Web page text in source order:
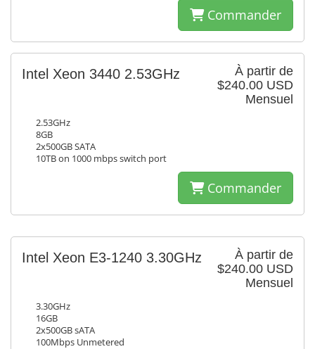
Commander
À partir de
$240.00 USD
Mensuel
Intel Xeon 3440 2.53GHz
2.53GHz
8GB
2x500GB SATA
10TB on 1000 mbps switch port
Commander
À partir de
$240.00 USD
Mensuel
Intel Xeon E3-1240 3.30GHz
3.30GHz
16GB
2x500GB sATA
100Mbps Unmetered